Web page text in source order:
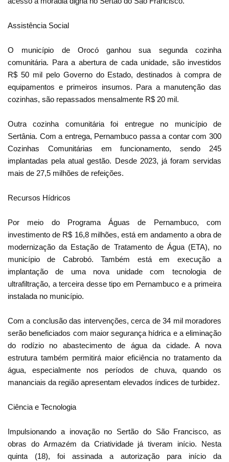
Assistência Social
O município de Orocó ganhou sua segunda cozinha
comunitária. Para a abertura de cada unidade, são investidos
R$ 50 mil pelo Governo do Estado, destinados à compra de
equipamentos e primeiros insumos. Para a manutenção das
cozinhas, são repassados mensalmente R$ 20 mil.
Outra cozinha comunitária foi entregue no município de
Sertânia. Com a entrega, Pernambuco passa a contar com 300
Cozinhas Comunitárias em funcionamento, sendo 245
implantadas pela atual gestão. Desde 2023, já foram servidas
mais de 27,5 milhões de refeições.
Recursos Hídricos
Por meio do Programa Águas de Pernambuco, com
investimento de R$ 16,8 milhões, está em andamento a obra de
modernização da Estação de Tratamento de Água (ETA), no
município de Cabrobó. Também está em execução a
implantação de uma nova unidade com tecnologia de
ultrafiltração, a terceira desse tipo em Pernambuco e a primeira
instalada no município.
Com a conclusão das intervenções, cerca de 34 mil moradores
serão beneficiados com maior segurança hídrica e a eliminação
do rodízio no abastecimento de água da cidade. A nova
estrutura também permitirá maior eficiência no tratamento da
água, especialmente nos períodos de chuva, quando os
mananciais da região apresentam elevados índices de turbidez.
Ciência e Tecnologia
Impulsionando a inovação no Sertão do São Francisco, as
obras do Armazém da Criatividade já tiveram início. Nesta
quinta (18), foi assinada a autorização para início da